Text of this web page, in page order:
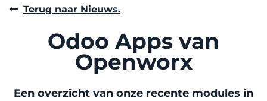
Terug naar Nieuws.
Odoo Apps van
Openworx
Een overzicht van onze recente modules in